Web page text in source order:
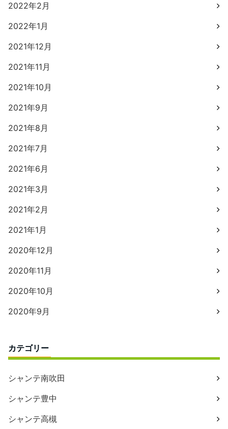
2022年2月
2022年1月
2021年12月
2021年11月
2021年10月
2021年9月
2021年8月
2021年7月
2021年6月
2021年3月
2021年2月
2021年1月
2020年12月
2020年11月
2020年10月
2020年9月
カテゴリー
シャンテ南吹田
シャンテ豊中
シャンテ高槻